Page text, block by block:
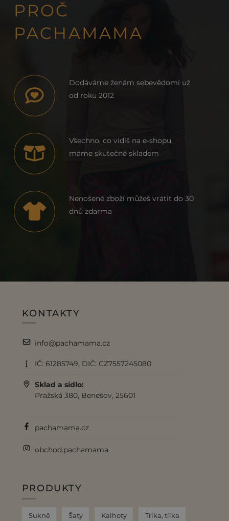
PROČ
PACHAMAMA
Dodáváme ženám sebevědomí už
od roku 2012
Všechno, co vidíš na e-shopu,
máme skutečně skladem
Nenošené zboží můžeš vrátit do 30
dnů zdarma
KONTAKTY
info@pachamama.cz
IČ: 61285749, DIČ: CZ7557245080
Sklad a sídlo:
Pražská 380, Benešov, 25601
pachamama.cz
obchod.pachamama
PRODUKTY
Sukně Šaty Kalhoty Trika, tílka